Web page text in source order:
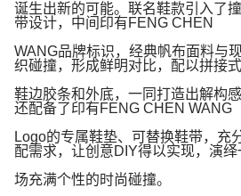
诞生出新的可能。联名鞋款引入了
带设计，中间印有FENG CHEN
WANG品牌标识，经典帆布面料与
织碰撞，形成鲜明对比，配以拼接
鞋边胶条和外底，一同打造出解构
还配备了印有FENG CHEN WANG
Logo的专属鞋垫、可替换鞋带，充
配需求，让创意DIY得以实现，演绎
场充满个性的时尚碰撞。